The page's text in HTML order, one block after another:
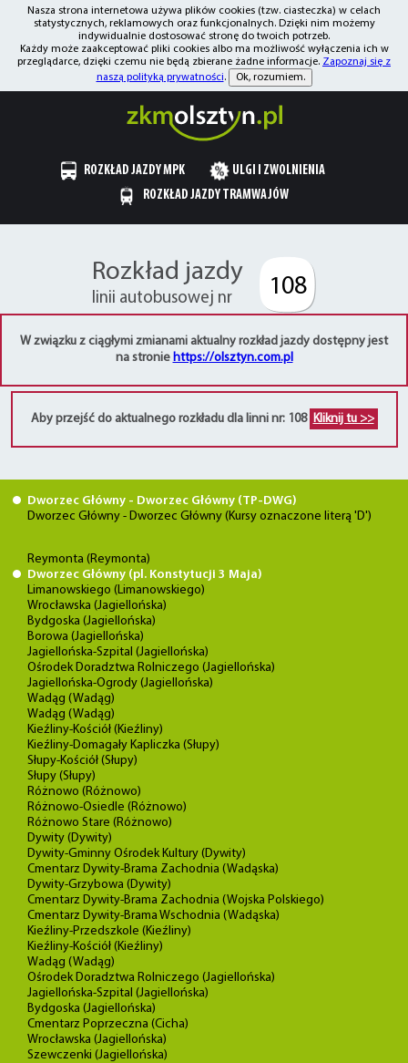
Nasza strona internetowa używa plików cookies (tzw. ciasteczka) w celach
statystycznych, reklamowych oraz funkcjonalnych. Dzięki nim możemy
indywidualnie dostosować stronę do twoich potrzeb.
Każdy może zaakceptować pliki cookies albo ma możliwość wyłączenia ich w
przeglądarce, dzięki czemu nie będą zbierane żadne informacje. Zapoznaj się z
naszą polityką prywatności. Ok, rozumiem.
ROZKŁAD JAZDY MPK
ULGI I ZWOLNIENIA
ROZKŁAD JAZDY TRAMWAJÓW
Rozkład jazdy
linii autobusowej nr 108
W związku z ciągłymi zmianami aktualny rozkład jazdy dostępny jest
na stronie https://olsztyn.com.pl
Aby przejść do aktualnego rozkładu dla linni nr: 108 Kliknij tu >>
Dworzec Główny - Dworzec Główny (TP-DWG)
Dworzec Główny - Dworzec Główny (Kursy oznaczone literą 'D')
Reymonta (Reymonta)
Dworzec Główny (pl. Konstytucji 3 Maja)
Limanowskiego (Limanowskiego)
Wrocławska (Jagiellońska)
Bydgoska (Jagiellońska)
Borowa (Jagiellońska)
Jagiellońska-Szpital (Jagiellońska)
Ośrodek Doradztwa Rolniczego (Jagiellońska)
Jagiellońska-Ogrody (Jagiellońska)
Wadąg (Wadąg)
Wadąg (Wadąg)
Kieźliny-Kościół (Kieźliny)
Kieźliny-Domagały Kapliczka (Słupy)
Słupy-Kościół (Słupy)
Słupy (Słupy)
Różnowo (Różnowo)
Różnowo-Osiedle (Różnowo)
Różnowo Stare (Różnowo)
Dywity (Dywity)
Dywity-Gminny Ośrodek Kultury (Dywity)
Cmentarz Dywity-Brama Zachodnia (Wadąska)
Dywity-Grzybowa (Dywity)
Cmentarz Dywity-Brama Zachodnia (Wojska Polskiego)
Cmentarz Dywity-Brama Wschodnia (Wadąska)
Kieźliny-Przedszkole (Kieźliny)
Kieźliny-Kościół (Kieźliny)
Wadąg (Wadąg)
Ośrodek Doradztwa Rolniczego (Jagiellońska)
Jagiellońska-Szpital (Jagiellońska)
Bydgoska (Jagiellońska)
Cmentarz Poprzeczna (Cicha)
Wrocławska (Jagiellońska)
Szewczenki (Jagiellońska)